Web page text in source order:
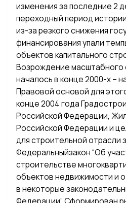
изменения за последние 2
переходный период
из-за резкого снижения
финансирования упали
объектов капитального
Возрождение масштабного
началось в конце 2000-х –
Правовой основой для
конце 2004 года
Российской Федерации,
Российской Федерации и
для строительной отрасли
Федеральныйзакон “Об
строительстве
объектов недвижимости и
в некоторые